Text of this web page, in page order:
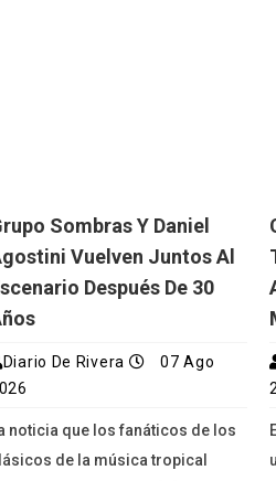
Sombras Y Daniel
Vuelven Juntos Al
Después De 30
Diario De Rivera
07 Ago
noticia que los fanáticos de los
de la música tropical